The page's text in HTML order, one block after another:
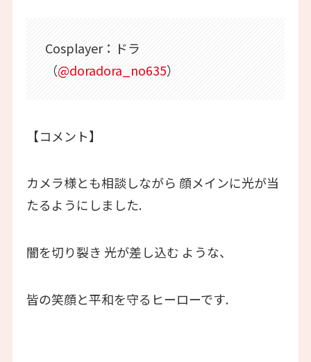
Cosplayer：ドラ
（@doradora_no635）
【コメント】
カメラ様とも相談しながら 顔メインに光が当
たるようにしました.
闇を切り裂き 光が差し込む ような、
皆の笑顔と平和を守るヒーローです.